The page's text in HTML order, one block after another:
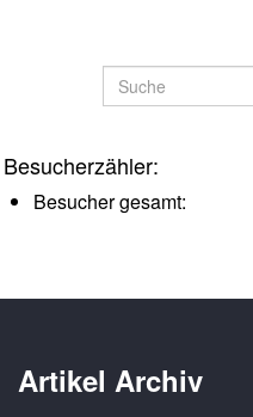
Suche
Besucherzähler:
Besucher gesamt:
Artikel Archiv